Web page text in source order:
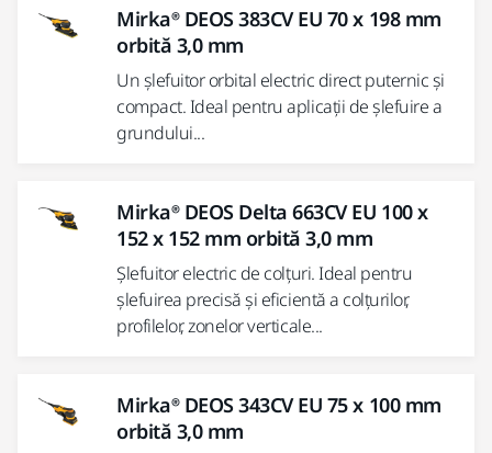
Mirka® DEOS 383CV EU 70 x 198 mm
orbită 3,0 mm
Un șlefuitor orbital electric direct puternic și
compact. Ideal pentru aplicații de șlefuire a
grundului...
Mirka® DEOS Delta 663CV EU 100 x
152 x 152 mm orbită 3,0 mm
Șlefuitor electric de colțuri. Ideal pentru
șlefuirea precisă și eficientă a colțurilor,
profilelor, zonelor verticale...
Mirka® DEOS 343CV EU 75 x 100 mm
orbită 3,0 mm